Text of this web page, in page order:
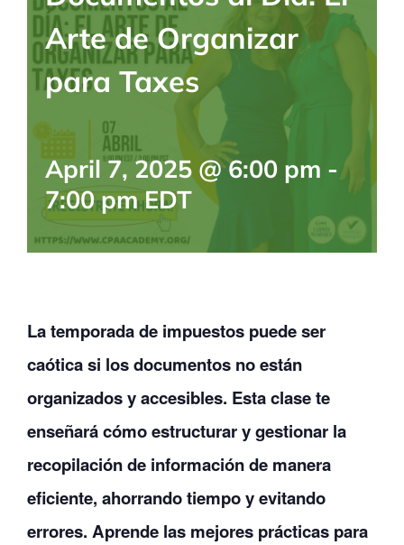
BLOG
CONTACTANOS
Arte de Organizar
para Taxes
April 7, 2025 @ 6:00 pm -
7:00 pm EDT
La temporada de impuestos puede ser
caótica si los documentos no están
organizados y accesibles. Esta clase te
enseñará cómo estructurar y gestionar la
recopilación de información de manera
eficiente, ahorrando tiempo y evitando
errores. Aprende las mejores prácticas para